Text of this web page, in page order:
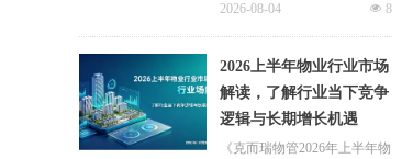
业。
零散老旧小区运营成本高、单
独经营难以盈利，连片整合、
片区化托管成为主流模式，政
企协同搭建长效运营机制，依
托社区增值服务反哺基础物业
服务，形成可持续经营闭环。
넶 8
2026-08-04
2026上半年物业行业市场
解读，了解行业当下竞争
逻辑与长期增长机遇
《克而瑞物管2026年上半年物